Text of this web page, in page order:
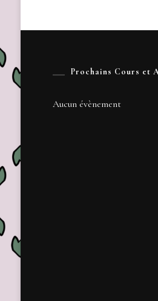
Prochains Cours et
Aucun évènement